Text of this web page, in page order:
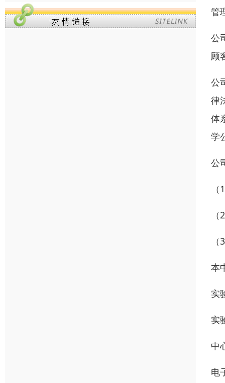
管
公
顾
公
律
体
学
公
本
实
实
中
电